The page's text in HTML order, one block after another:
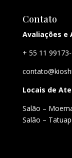
Contato
Avaliações e
+ 55 11
Locais de
Salão –
Salão –